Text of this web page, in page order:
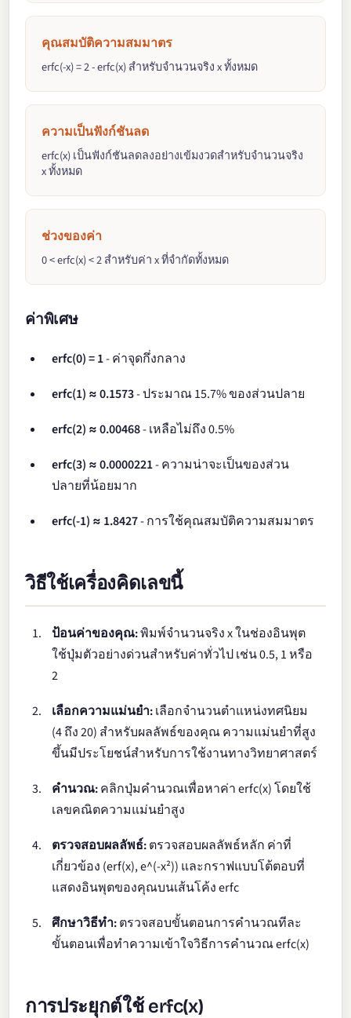
คุณสมบัติความสมมาตร
erfc(-x) = 2 - erfc(x) สำหรับจำนวนจริง x ทั้งหมด
ความเป็นฟังก์ชันลด
erfc(x) เป็นฟังก์ชันลดลงอย่างเข้มงวดสำหรับจำนวนจริง
x ทั้งหมด
ช่วงของค่า
0 < erfc(x) < 2 สำหรับค่า x ที่จำกัดทั้งหมด
ค่าพิเศษ
erfc(0) = 1- ค่าจุดกึ่งกลาง
erfc(1) ≈ 0.1573- ประมาณ 15.7% ของส่วนปลาย
erfc(2) ≈ 0.00468- เหลือไม่ถึง 0.5%
erfc(3) ≈ 0.0000221- ความน่าจะเป็นของส่วน
ปลายที่น้อยมาก
erfc(-1) ≈ 1.8427- การใช้คุณสมบัติความสมมาตร
วิธีใช้เครื่องคิดเลขนี้
ป้อนค่าของคุณ:พิมพ์จำนวนจริง x ในช่องอินพุต
ใช้ปุ่มตัวอย่างด่วนสำหรับค่าทั่วไป เช่น 0.5, 1 หรือ
2
เลือกความแม่นยำ:เลือกจำนวนตำแหน่งทศนิยม
(4 ถึง 20) สำหรับผลลัพธ์ของคุณ ความแม่นยำที่สูง
ขึ้นมีประโยชน์สำหรับการใช้งานทางวิทยาศาสตร์
คำนวณ:คลิกปุ่มคำนวณเพื่อหาค่า erfc(x) โดยใช้
เลขคณิตความแม่นยำสูง
ตรวจสอบผลลัพธ์:ตรวจสอบผลลัพธ์หลัก ค่าที่
เกี่ยวข้อง (erf(x), e^(-x²)) และกราฟแบบโต้ตอบที่
แสดงอินพุตของคุณบนเส้นโค้ง erfc
ศึกษาวิธีทำ:ตรวจสอบขั้นตอนการคำนวณทีละ
ขั้นตอนเพื่อทำความเข้าใจวิธีการคำนวณ erfc(x)
การประยุกต์ใช้ erfc(x)